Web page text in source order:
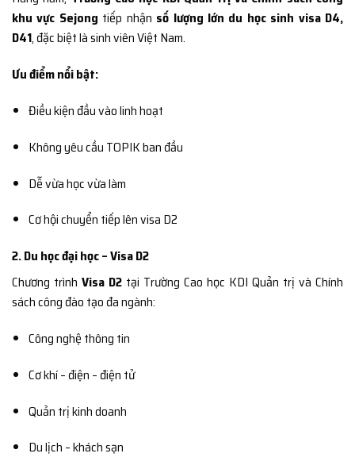
khu vực Sejong tiếp nhận số lượng lớn du học sinh visa D4,
D41, đặc biệt là sinh viên Việt Nam.
Ưu điểm nổi bật:
Điều kiện đầu vào linh hoạt
Không yêu cầu TOPIK ban đầu
Dễ vừa học vừa làm
Cơ hội chuyển tiếp lên visa D2
2. Du học đại học – Visa D2
Chương trình Visa D2 tại Trường Cao học KDI Quản trị và Chính
sách công đào tạo đa ngành:
Công nghệ thông tin
Cơ khí – điện – điện tử
Quản trị kinh doanh
Du lịch – khách sạn